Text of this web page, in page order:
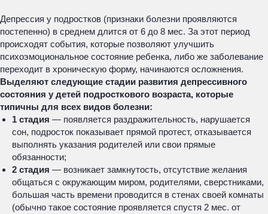
Депрессия у подростков (признаки болезни проявляются
постепенно) в среднем длится от 6 до 8 мес. За этот период
происходят события, которые позволяют улучшить
психоэмоциональное состояние ребенка, либо же заболевание
переходит в хроническую форму, начинаются осложнения.
Выделяют следующие стадии развития депрессивного
состояния у детей подросткового возраста, которые
типичны для всех видов болезни:
1 стадия — появляется раздражительность, нарушается
сон, подросток показывает прямой протест, отказывается
выполнять указания родителей или свои прямые
обязанности;
2 стадия — возникает замкнутость, отсутствие желания
общаться с окружающим миром, родителями, сверстниками,
большая часть времени проводится в стенах своей комнаты
(обычно такое состояние проявляется спустя 2 мес. от